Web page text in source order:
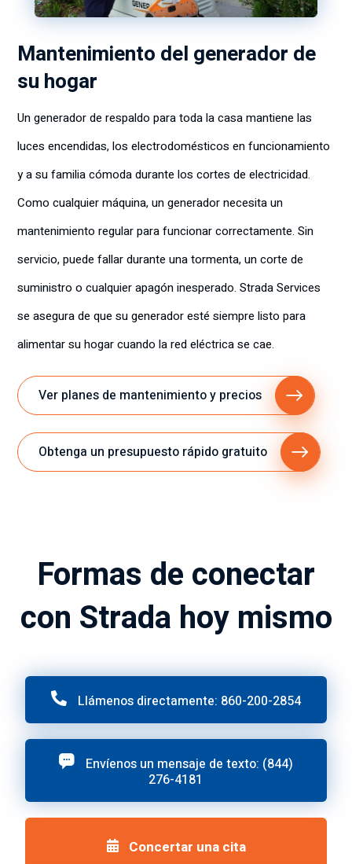
Mantenimiento del generador de
su hogar
Un generador de respaldo para toda la casa mantiene las
luces encendidas, los electrodomésticos en funcionamiento
y a su familia cómoda durante los cortes de electricidad.
Como cualquier máquina, un generador necesita un
mantenimiento regular para funcionar correctamente. Sin
servicio, puede fallar durante una tormenta, un corte de
suministro o cualquier apagón inesperado. Strada Services
se asegura de que su generador esté siempre listo para
alimentar su hogar cuando la red eléctrica se cae.
Ver planes de mantenimiento y precios
Obtenga un presupuesto rápido gratuito
Formas de conectar
con Strada hoy mismo
Llámenos directamente: 860-200-2854
Envíenos un mensaje de texto: (844)
276-4181
Concertar una cita